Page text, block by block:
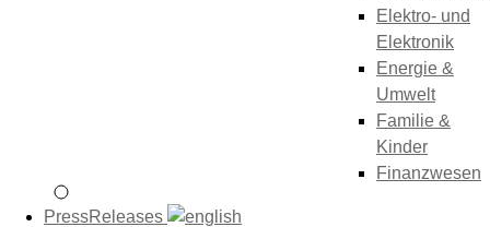
Elektro- und
Elektronik
Energie &
Umwelt
Familie &
Kinder
Finanzwesen
PressReleases